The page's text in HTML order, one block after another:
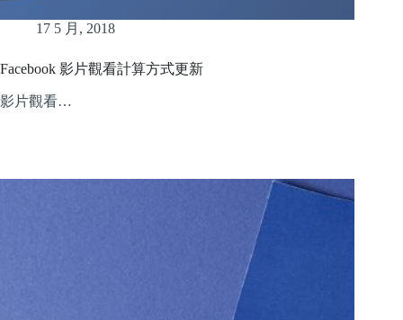
17 5 月, 2018
Facebook 影片觀看計算方式更新
影片觀看…